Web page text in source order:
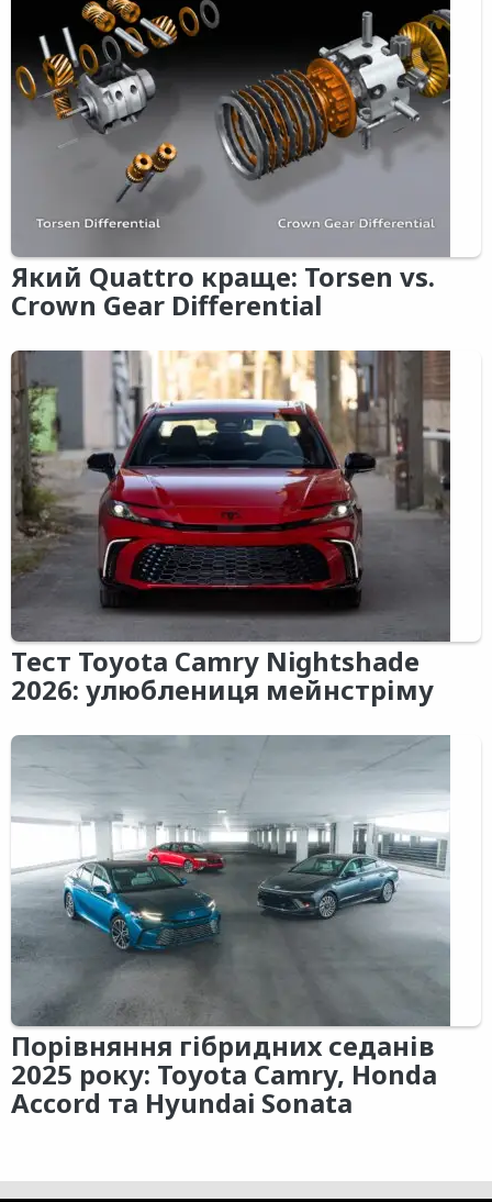
Який Quattro краще: Torsen vs.
Crown Gear Differential
Тест Toyota Camry Nightshade
2026: улюблениця мейнстріму
Порівняння гібридних седанів
2025 року: Toyota Camry, Honda
Accord та Hyundai Sonata